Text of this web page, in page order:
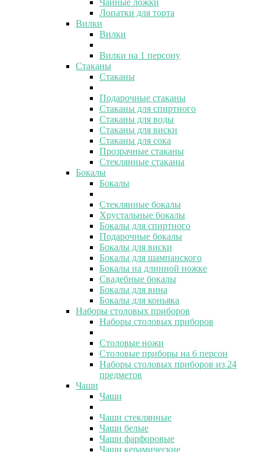
Лопатки для торта
Вилки
Вилки
Вилки на 1 персону
Стаканы
Стаканы
Подарочные стаканы
Стаканы для спиртного
Стаканы для воды
Стаканы для виски
Стаканы для сока
Прозрачные стаканы
Стеклянные стаканы
Бокалы
Бокалы
Стеклянные бокалы
Хрустальные бокалы
Бокалы для спиртного
Подарочные бокалы
Бокалы для виски
Бокалы для шампанского
Бокалы на длинной ножке
Свадебные бокалы
Бокалы для вина
Бокалы для коньяка
Наборы столовых приборов
Наборы столовых приборов
Столовые ножи
Столовые приборы на 6 персон
Наборы столовых приборов из 24
предметов
Чаши
Чаши
Чаши стеклянные
Чаши белые
Чаши фарфоровые
Чаши керамические